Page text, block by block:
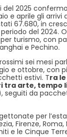
del 2025
e aprile gli arrivi
67.680, in
del 2024.
turismo, con
e Pechino.
sei mesi
e ottobre, con
estivi. Tra
tra arte, tempo
seguiti da
per
Firenze, Roma,
e le Cinque